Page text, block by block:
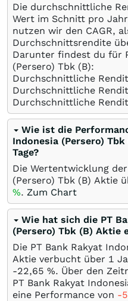
Die durchschnittliche
Wert im Schnitt pro
nutzen wir den CAGR,
Durchschnittsrendite
Darunter findest du für
(Persero) Tbk (B):
Durchschnittliche
Durchschnittliche
Durchschnittliche
Wie ist die
Indonesia (Persero)
Tage?
Die Wertentwicklung
(Persero) Tbk (B) Aktie
%. Zum Chart
Wie hat sich die PT
(Persero) Tbk (B) Aktie
Die PT Bank Rakyat
Aktie verbucht über 1
-22,65 %. Über den
PT Bank Rakyat
eine Performance von -